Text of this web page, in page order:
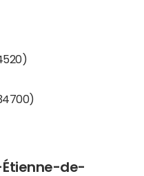
Étienne-de-